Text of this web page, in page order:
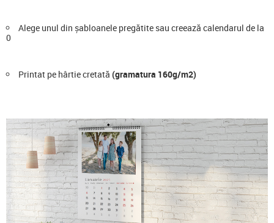
Alege unul din șabloanele pregătite sau creează calendarul de la
0
Printat pe hârtie cretată (gramatura 160g/m2)